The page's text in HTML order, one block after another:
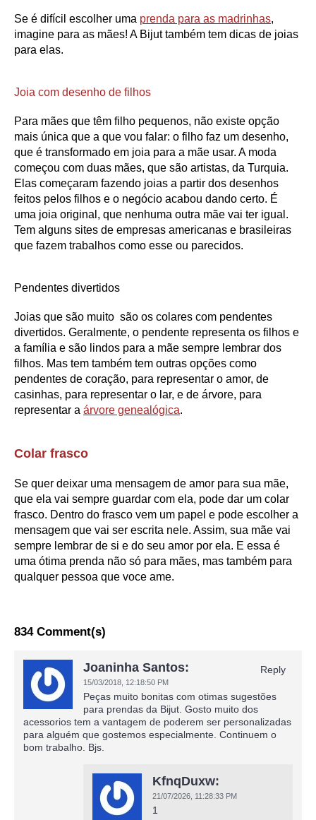
Se é difícil escolher uma prenda para as madrinhas,
imagine para as mães! A Bijut também tem dicas de joias
para elas.
Joia com desenho de filhos
Para mães que têm filho pequenos, não existe opção
mais única que a que vou falar: o filho faz um desenho,
que é transformado em joia para a mãe usar. A moda
começou com duas mães, que são artistas, da Turquia.
Elas começaram fazendo joias a partir dos desenhos
feitos pelos filhos e o negócio acabou dando certo. É
uma joia original, que nenhuma outra mãe vai ter igual.
Tem alguns sites de empresas americanas e brasileiras
que fazem trabalhos como esse ou parecidos.
Pendentes divertidos
Joias que são muito são os colares com pendentes
divertidos. Geralmente, o pendente representa os filhos e
a família e são lindos para a mãe sempre lembrar dos
filhos. Mas tem também tem outras opções como
pendentes de coração, para representar o amor, de
casinhas, para representar o lar, e de árvore, para
representar a árvore genealógica.
Colar frasco
Se quer deixar uma mensagem de amor para sua mãe,
que ela vai sempre guardar com ela, pode dar um colar
frasco. Dentro do frasco vem um papel e pode escolher a
mensagem que vai ser escrita nele. Assim, sua mãe vai
sempre lembrar de si e do seu amor por ela. E essa é
uma ótima prenda não só para mães, mas também para
qualquer pessoa que voce ame.
834 Comment(s)
Joaninha Santos:
15/03/2018, 12:18:50 PM
Reply
Peças muito bonitas com otimas sugestões
para prendas da Bijut. Gosto muito dos
acessorios tem a vantagem de poderem ser personalizadas
para alguém que gostemos especialmente. Continuem o
bom trabalho. Bjs.
KfnqDuxw:
21/07/2026, 11:28:33 PM
1